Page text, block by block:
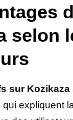
selon
sur Kozikaza
expliquent